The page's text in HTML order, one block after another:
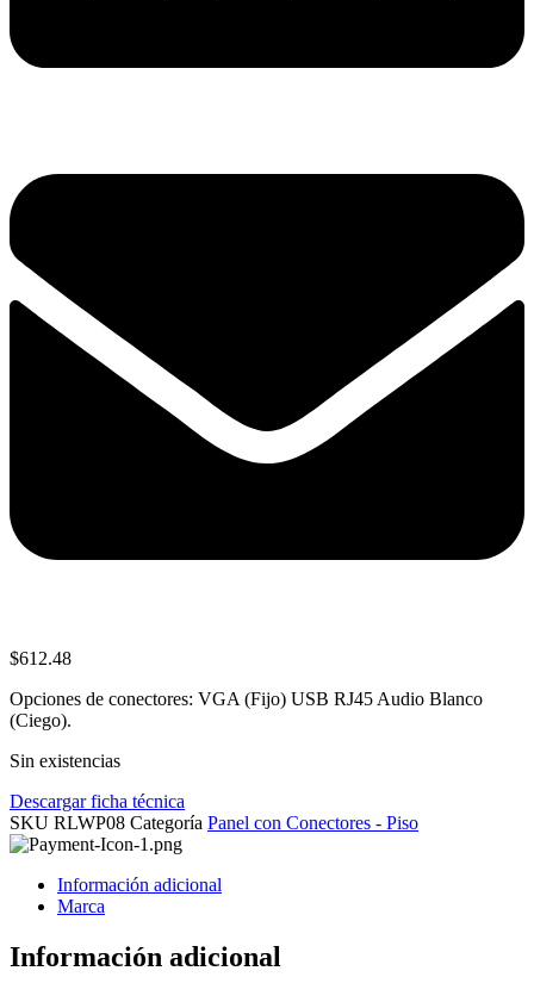
$612.48
Opciones de conectores: VGA (Fijo) USB RJ45 Audio Blanco
(Ciego).
Sin existencias
Descargar ficha técnica
SKU RLWP08 Categoría Panel con Conectores - Piso
Información adicional
Marca
Información adicional